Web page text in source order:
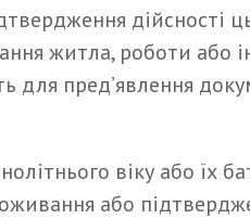
дійсності
житла, роботи або
для пред’явлення
віку або їх
або